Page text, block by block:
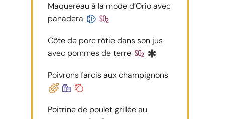
Maquereau à la mode d’Orio avec
panadera
Côte de porc rôtie dans son jus
avec pommes de terre
Poivrons farcis aux champignons
Poitrine de poulet grillée au